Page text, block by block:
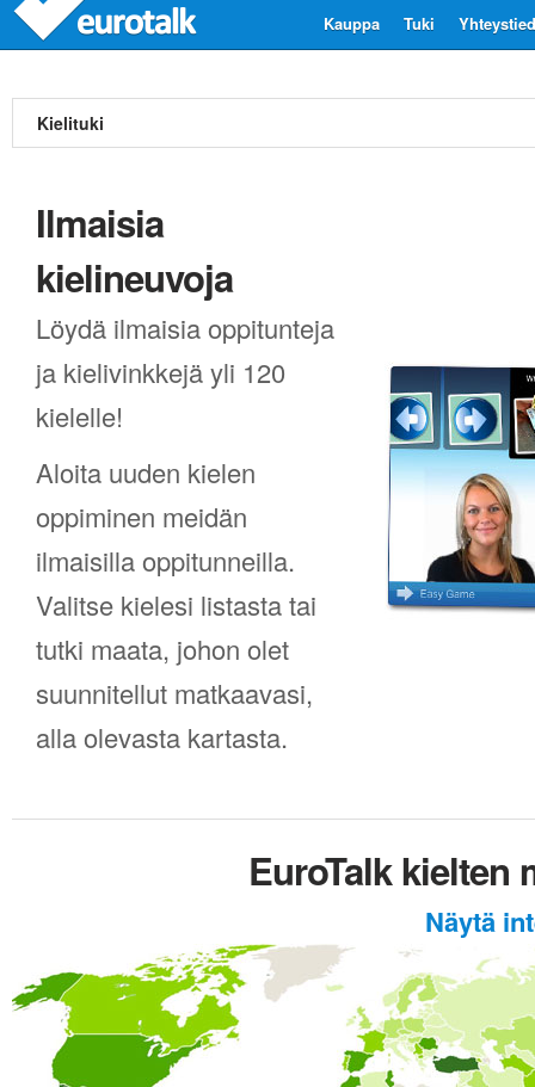
Tuki
Kauppa
Kielituki
Ilmaisia
kielineuvoja
Löydä ilmaisia oppitunteja
ja kielivinkkejä yli 120
kielelle!
Aloita uuden kielen
oppiminen meidän
ilmaisilla oppitunneilla.
Valitse kielesi listasta tai
tutki maata, johon olet
suunnitellut matkaavasi,
alla olevasta kartasta.
EuroTalk kielten
Näytä